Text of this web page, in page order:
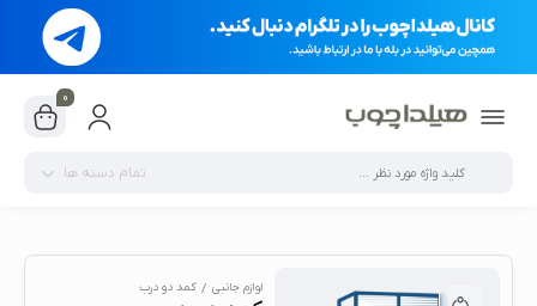
0
تمام دسته ها
لوازم جانبی کمد دو درب